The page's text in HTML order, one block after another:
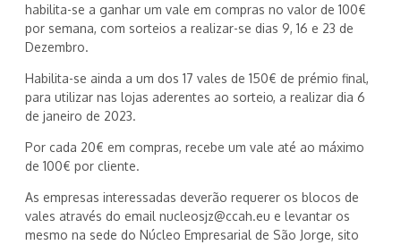
habilita-se a ganhar um vale em compras no valor de 100€
por semana, com sorteios a realizar-se dias 9, 16 e 23 de
Dezembro.
Habilita-se ainda a um dos 17 vales de 150€ de prémio final,
para utilizar nas lojas aderentes ao sorteio, a realizar dia 6
de janeiro de 2023.
Por cada 20€ em compras, recebe um vale até ao máximo
de 100€ por cliente.
As empresas interessadas deverão requerer os blocos de
vales através do email nucleosjz@ccah.eu e levantar os
mesmo na sede do Núcleo Empresarial de São Jorge, sito